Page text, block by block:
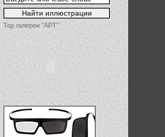
Top галереи "АРТ"